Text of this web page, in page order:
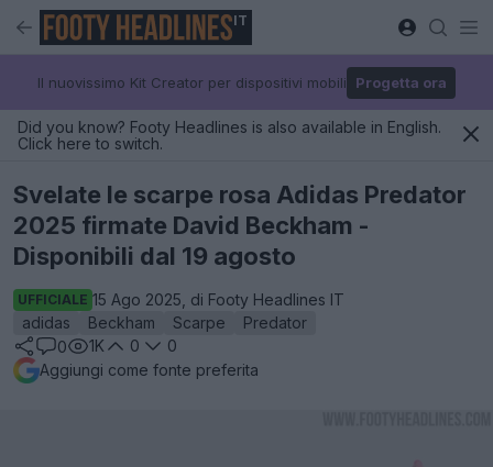
IT
Il nuovissimo Kit Creator per dispositivi mobili Progetta ora
Did you know? Footy Headlines is also available in English.
Click here to switch.
Svelate le scarpe rosa Adidas Predator
2025 firmate David Beckham -
Disponibili dal 19 agosto
UFFICIALE 15 Ago 2025, di Footy Headlines IT
adidas
Beckham Scarpe
Predator
0
1K 0
0
Aggiungi come fonte preferita